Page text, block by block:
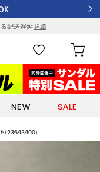
配送遅延詳細
NEW SALE
(23643400)